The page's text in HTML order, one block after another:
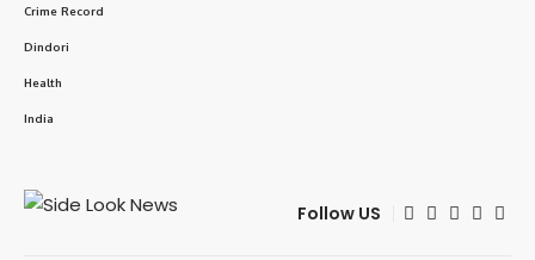
Crime Record
Dindori
Health
India
Follow US